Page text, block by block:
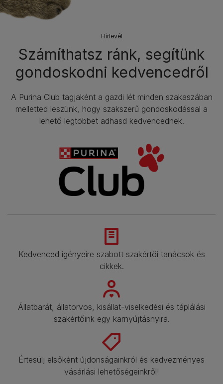
Hírlevél​
Számíthatsz ránk, segítünk
gondoskodni kedvencedről
A Purina Club tagjaként a gazdi lét minden szakaszában
melletted leszünk, hogy szakszerű gondoskodással a
lehető legtöbbet adhasd kedvencednek.​
Kedvenced igényeire szabott szakértői tanácsok és
cikkek.​
Állatbarát, állatorvos, kisállat-viselkedési és táplálási
szakértőink egy karnyújtásnyira.​
Értesülj elsőként újdonságainkról és kedvezményes
vásárlási lehetőségeinkről!​